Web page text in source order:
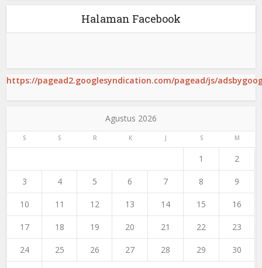
Halaman Facebook
https://pagead2.googlesyndication.com/pagead/js/
Agustus 2026
S S R K J S M
1 2
3 4 5 6 7 8 9
10 11 12 13 14 15 16
17 18 19 20 21 22 23
24 25 26 27 28 29 30